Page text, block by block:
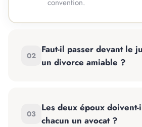
convention.
02
Faut-il passer devant le
un divorce amiable ?
03
Les deux époux
chacun un avocat ?